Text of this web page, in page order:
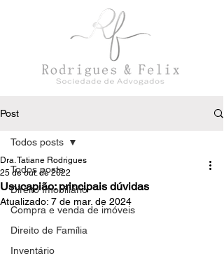
Post
Todos posts
Direito Imobiliário
Compra e venda de imóveis
Direito de Família
Inventário
Todos posts
Usucapião: principais dúvidas
Dra. Tatiane Rodrigues
25 de out. de 2022
Atualizado: 7 de mar. de 2024